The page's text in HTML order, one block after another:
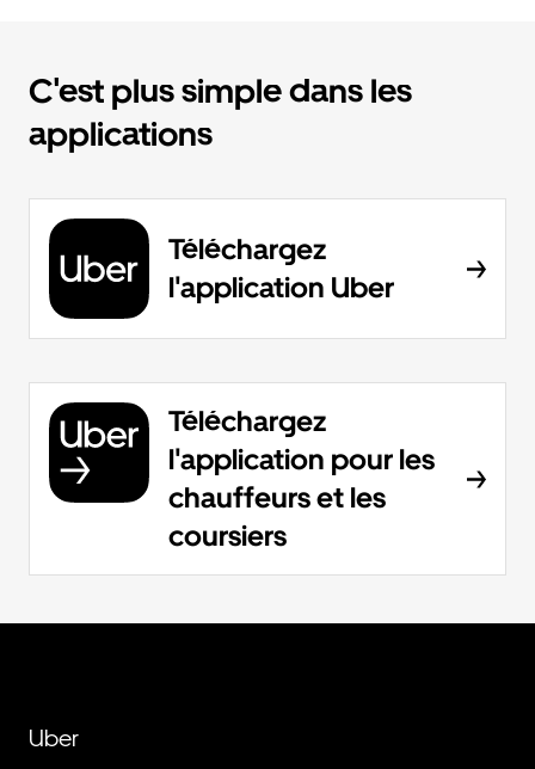
C'est plus simple dans les
applications
Téléchargez
l'application Uber
Téléchargez
l'application pour les
chauffeurs et les
coursiers
Uber